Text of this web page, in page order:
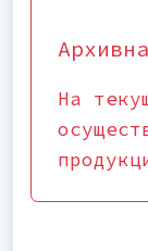
На